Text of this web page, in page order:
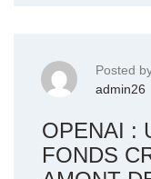
Posted
admin26
OPENAI :
FONDS